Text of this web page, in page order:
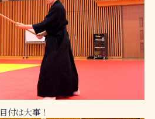
目付は大事！